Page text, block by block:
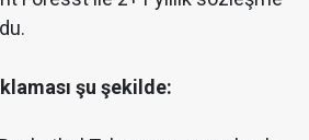
şu şekilde: